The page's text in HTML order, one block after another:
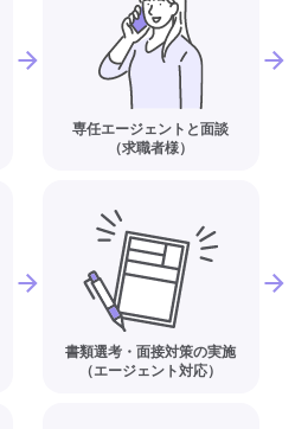
専任エージェントと面談
（求職者様）
書類選考・面接対策の実施
（エージェント対応）